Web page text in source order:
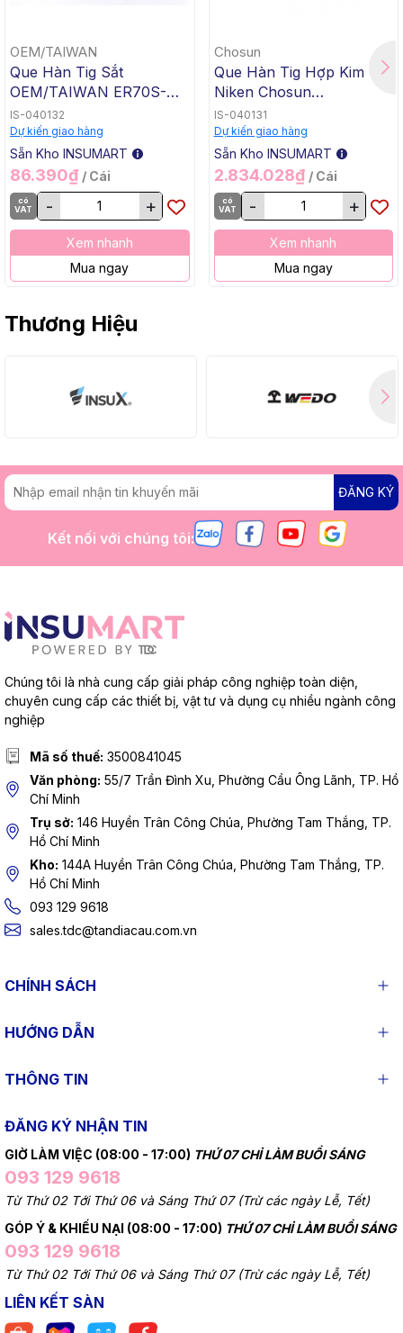
OEM/TAIWAN
Que Hàn Tig Sắt
OEM/TAIWAN ER70S-G
TG-50, 1.6x1000mm, 5 Kg
/ Hộp, 20 Kg / Thùng
IS-040132
Dự kiến giao hàng
Sẵn Kho INSUMART
86.390₫ / Cái
có
VAT
- +
Xem nhanh
Mua ngay
Chosun
Que Hàn Tig Hợp Kim
Niken Chosun
ERNiCrMo-3 TGC-625,
2.4x1000mm, 5 Kg / Hộp,
20 Kg / Thùng
IS-040131
Dự kiến giao hàng
Sẵn Kho INSUMART
2.834.028₫ / Cái
có
VAT
- +
Xem nhanh
Mua ngay
Thương Hiệu
ĐĂNG KÝ
Kết nối với chúng tôi:
Chúng tôi là nhà cung cấp giải pháp công nghiệp toàn diện,
chuyên cung cấp các thiết bị, vật tư và dụng cụ nhiều ngành công
nghiệp
Mã số thuế: 3500841045
Văn phòng: 55/7 Trần Đình Xu, Phường Cầu Ông Lãnh, TP. Hồ
Chí Minh
Trụ sở: 146 Huyền Trân Công Chúa, Phường Tam Thắng, TP.
Hồ Chí Minh
Kho: 144A Huyền Trân Công Chúa, Phường Tam Thắng, TP.
Hồ Chí Minh
093 129 9618
sales.tdc@tandiacau.com.vn
CHÍNH SÁCH
HƯỚNG DẪN
THÔNG TIN
ĐĂNG KÝ NHẬN TIN
GIỜ LÀM VIỆC (08:00 - 17:00) THỨ 07 CHỈ LÀM BUỔI SÁNG
093 129 9618
Từ Thứ 02 Tới Thứ 06 và Sáng Thứ 07 (Trừ các ngày Lễ, Tết)
GÓP Ý & KHIẾU NẠI (08:00 - 17:00) THỨ 07 CHỈ LÀM BUỔI SÁNG
093 129 9618
Từ Thứ 02 Tới Thứ 06 và Sáng Thứ 07 (Trừ các ngày Lễ, Tết)
LIÊN KẾT SÀN